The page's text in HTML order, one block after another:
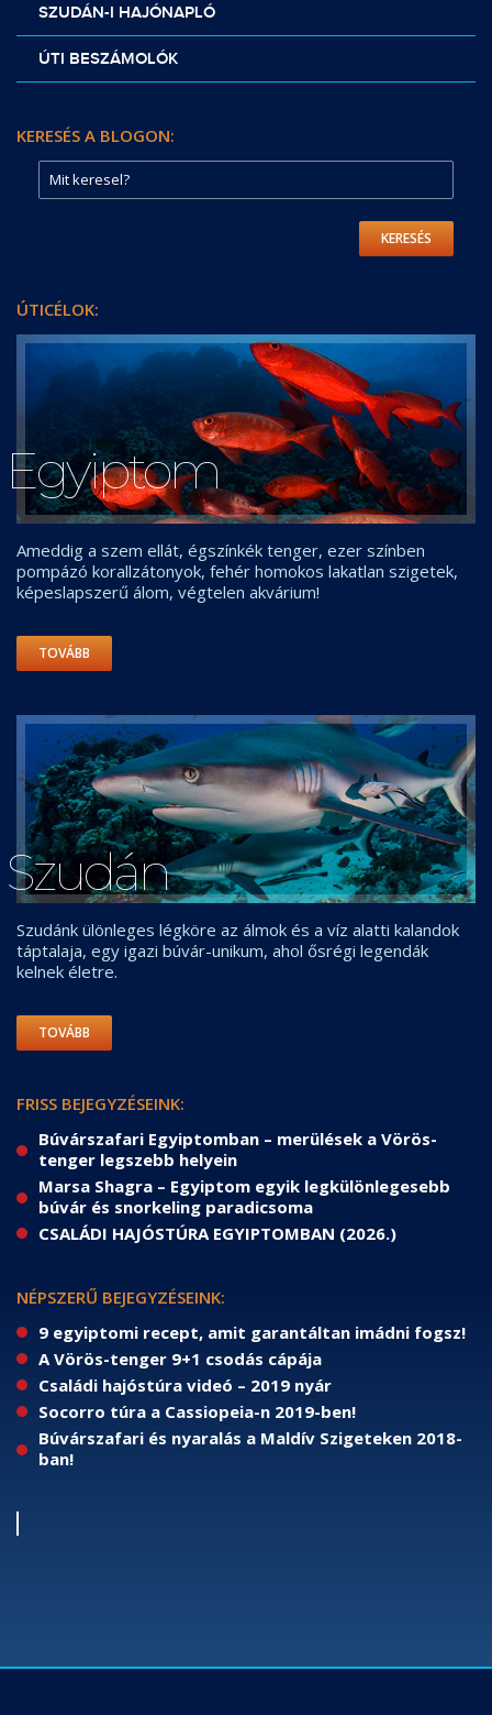
SZUDÁN-I HAJÓNAPLÓ
ÚTI BESZÁMOLÓK
KERESÉS A BLOGON:
KERESÉS
ÚTICÉLOK:
Egyiptom
Ameddig a szem ellát, égszínkék tenger, ezer színben
pompázó korallzátonyok, fehér homokos lakatlan szigetek,
képeslapszerű álom, végtelen akvárium!
TOVÁBB
Szudán
Szudánk ülönleges légköre az álmok és a víz alatti kalandok
táptalaja, egy igazi búvár-unikum, ahol ősrégi legendák
kelnek életre.
TOVÁBB
FRISS BEJEGYZÉSEINK:
Búvárszafari Egyiptomban – merülések a Vörös-
tenger legszebb helyein
Marsa Shagra – Egyiptom egyik legkülönlegesebb
búvár és snorkeling paradicsoma
CSALÁDI HAJÓSTÚRA EGYIPTOMBAN (2026.)
NÉPSZERŰ BEJEGYZÉSEINK:
9 egyiptomi recept, amit garantáltan imádni fogsz!
A Vörös-tenger 9+1 csodás cápája
Családi hajóstúra videó – 2019 nyár
Socorro túra a Cassiopeia-n 2019-ben!
Búvárszafari és nyaralás a Maldív Szigeteken 2018-
ban!